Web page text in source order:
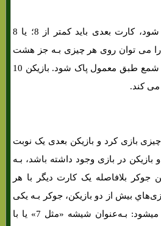
وقتی یک هشت بازی می شود، کارت بعدی باید کمتر از 8؛ یا 8
را می توان روی هر چیزی بـه جز هشت
بازی کرد و باعث می شود شمع طبق معمول پاک شود. بازیکن 10
می کند.
بازی کرد و بازیکن بعدی یک نوبت
در بازی وجود داشته باشد، بـه
جوکر بلافاصله یک کارت دیگر با هر
بیش از دو بازیکن، جوکر بـه یکی
از سه روش درنظر گرفته میشود: بـه‌عنوان شیشه «مثل 7» یا با